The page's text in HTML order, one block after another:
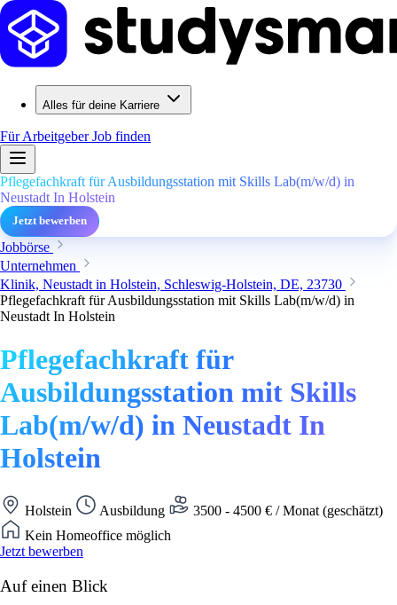
Alles für deine Karriere
Für ArbeitgeberJob finden
Pflegefachkraft für Ausbildungsstation mit Skills Lab(m/w/d) in
Neustadt In Holstein
Jetzt bewerben
Jobbörse
Unternehmen
Klinik, Neustadt in Holstein, Schleswig-Holstein, DE, 23730
Pflegefachkraft für Ausbildungsstation mit Skills Lab(m/w/d) in
Neustadt In Holstein
Pflegefachkraft für
Ausbildungsstation mit Skills
Lab(m/w/d) in Neustadt In
Holstein
Holstein Ausbildung
3500 - 4500 € / Monat (geschätzt)
Kein Homeoffice möglich
Jetzt bewerben
Auf einen Blick